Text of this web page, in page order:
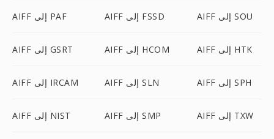
AIFF إلى PAF AIFF إلى FSSD AIFF إلى SOU
AIFF إلى GSRT AIFF إلى HCOM AIFF إلى HTK
AIFF إلى IRCAM AIFF إلى SLN AIFF إلى SPH
AIFF إلى NIST AIFF إلى SMP AIFF إلى TXW